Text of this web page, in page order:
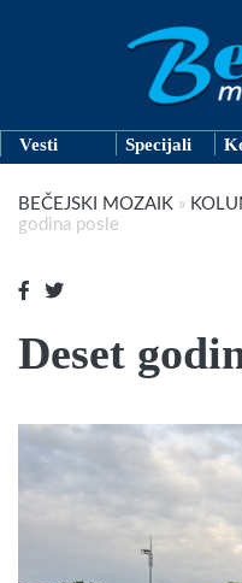
Vesti Specijali
BEČEJSKI MOZAIK »
godina posle
Deset